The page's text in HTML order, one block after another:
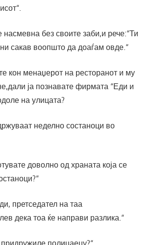
без своите заби,и рече:“Ти
сакав воопшто да доаѓам овде.“
кон менаџерот на ресторанот и му
ја познавате фирмата “Еди и
на улицата?
неделно состаноци во
доволно од храната која се
претседател на таа
дека тоа ќе направи разлика.“